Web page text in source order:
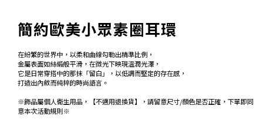
簡約歐美小眾素圈耳環
在紛繁的世界中，以柔和曲線勾勒出精準比例，
金屬表面如絲緞般平滑，在微光下映現溫潤光澤，
它是日常穿搭中的那抹「留白」，以低調而堅定的存在感，
打造出內斂而純粹的時尚語言。
※飾品屬個人衛生用品，【不適用退換貨】，請留意尺寸/顏色是否正確，下單即同
意本次活動規則※